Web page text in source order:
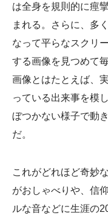
は全身を規則的に痙
まれる。さらに、多
なって平らなスクリ
する画像を見つめて
画像とはたとえば、
っている出来事を模
ぼつかない様子で動
だ。
これがどれほど奇妙
がおしゃべりや、信
ルな音などに生涯の